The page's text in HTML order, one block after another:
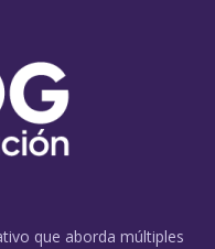
que aborda múltiples